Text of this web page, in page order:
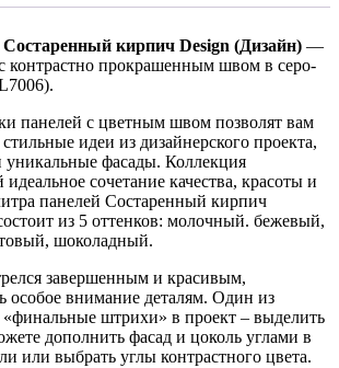
кирпич Design (Дизайн) —
контрастно прокрашенным швом в серо-
панелей с цветным швом позволят вам
идеи из дизайнерского проекта,
уникальные фасады. Коллекция
идеальное сочетание качества, красоты и
панелей Состаренный кирпич
из 5 оттенков: молочный. бежевый,
шоколадный.
завершенным и красивым,
особое внимание деталям. Один из
«финальные штрихи» в проект – выделить
дополнить фасад и цоколь углами в
или выбрать углы контрастного цвета.